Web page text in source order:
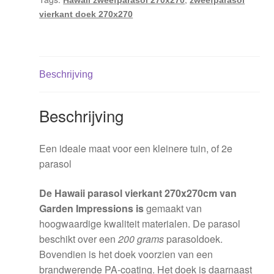
vierkant doek 270x270
Beschrijving
Beschrijving
Een ideale maat voor een kleinere tuin, of 2e
parasol
De Hawaii parasol vierkant 270x270cmvan
Garden Impressions isgemaakt van
hoogwaardige kwaliteit materialen. De parasol
beschikt over een200 grams parasoldoek.
Bovendien is het doek voorzien van een
brandwerende PA-coating. Het doek is daarnaast